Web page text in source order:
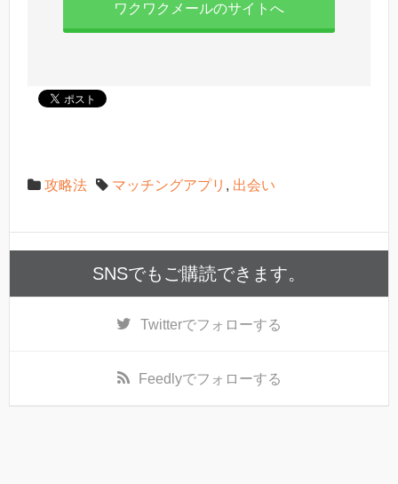
ワクワクメールのサイトへ
攻略法 マッチングアプリ , 出会い
SNSでもご購読できます。
Twitterでフォローする
Feedlyでフォローする